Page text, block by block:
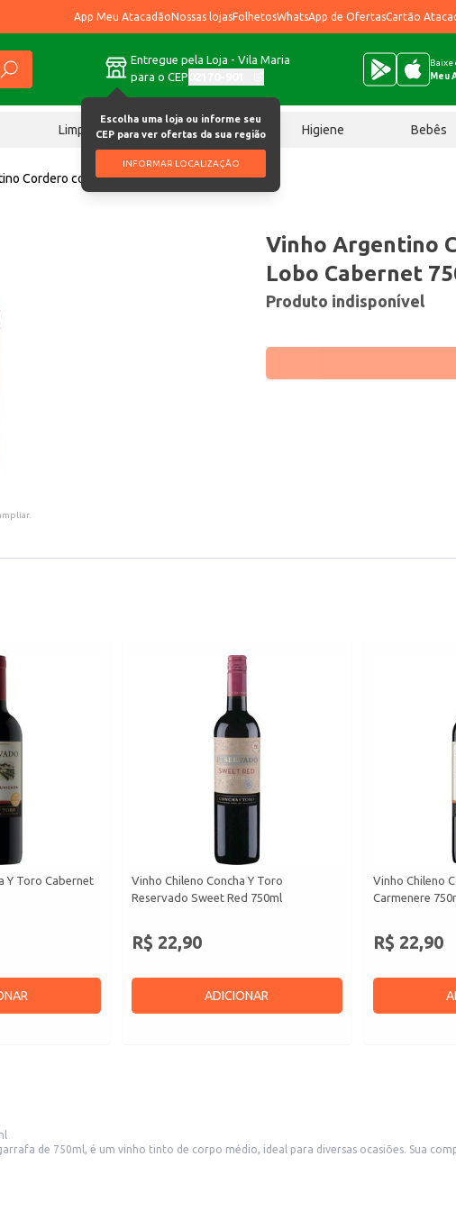
App Meu AtacadãoNossas lojasFolhetosWhatsApp de OfertasCartão
Entregue pela Loja - Vila Maria
para o CEP
Escolha uma loja ou informe seu
CEP para ver ofertas da sua região
INFORMAR LOCALIZAÇÃO
Baixe
Meu
Limpeza Chocolates Higiene Bebês
Cordero con Piel de Lobo Cabernet 750ml
Vinho Argentino
Lobo Cabernet
Produto indisponível
Y Toro Cabernet
Vinho Chileno Concha Y Toro
Reservado Sweet Red 750ml
R$ 22,90
ADICIONAR
Vinho Chileno
Carmenere
R$ 22,90
corpo médio, ideal para diversas ocasiões. Sua composição e processo de produção resultam em um produto com